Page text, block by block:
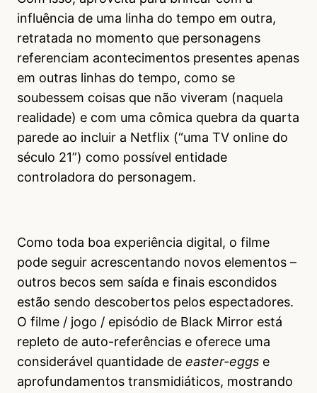
influência de uma linha do tempo em outra,
retratada no momento que personagens
referenciam acontecimentos presentes apenas
em outras linhas do tempo, como se
soubessem coisas que não viveram (naquela
realidade) e com uma cômica quebra da quarta
parede ao incluir a Netflix (“uma TV online do
século 21”) como possível entidade
controladora do personagem.
Como toda boa experiência digital, o filme
pode seguir acrescentando novos elementos –
outros becos sem saída e finais escondidos
estão sendo descobertos pelos espectadores.
O filme / jogo / episódio de Black Mirror está
repleto de auto-referências e oferece uma
considerável quantidade de easter-eggs e
aprofundamentos transmidiáticos, mostrando